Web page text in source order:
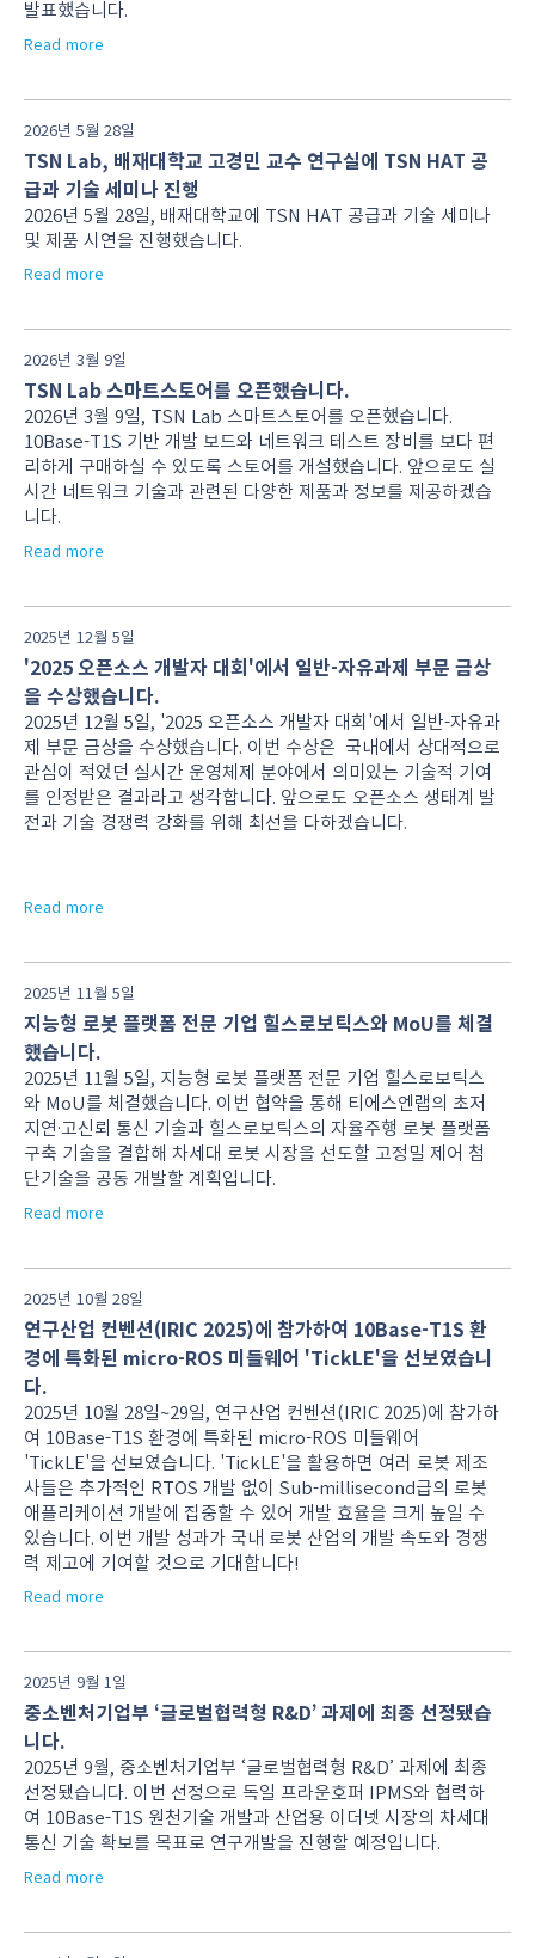
발표했습니다.
Read more
2026년 5월 28일
TSN Lab, 배재대학교 고경민 교수 연구실에 TSN HAT 공
급과 기술 세미나 진행
2026년 5월 28일, 배재대학교에 TSN HAT 공급과 기술 세미나
및 제품 시연을 진행했습니다.
Read more
2026년 3월 9일
TSN Lab 스마트스토어를 오픈했습니다.
2026년 3월 9일, TSN Lab 스마트스토어를 오픈했습니다.
10Base-T1S 기반 개발 보드와 네트워크 테스트 장비를 보다 편
리하게 구매하실 수 있도록 스토어를 개설했습니다. 앞으로도 실
시간 네트워크 기술과 관련된 다양한 제품과 정보를 제공하겠습
니다.
Read more
2025년 12월 5일
'2025 오픈소스 개발자 대회'에서 일반-자유과제 부문 금상
을 수상했습니다.
2025년 12월 5일, '2025 오픈소스 개발자 대회'에서 일반-자유과
제 부문 금상을 수상했습니다. 이번 수상은 국내에서 상대적으로
관심이 적었던 실시간 운영체제 분야에서 의미있는 기술적 기여
를 인정받은 결과라고 생각합니다. 앞으로도 오픈소스 생태계 발
전과 기술 경쟁력 강화를 위해 최선을 다하겠습니다.
Read more
2025년 11월 5일
지능형 로봇 플랫폼 전문 기업 힐스로보틱스와 MoU를 체결
했습니다.
2025년 11월 5일, 지능형 로봇 플랫폼 전문 기업 힐스로보틱스
와 MoU를 체결했습니다. 이번 협약을 통해 티에스엔랩의 초저
지연·고신뢰 통신 기술과 힐스로보틱스의 자율주행 로봇 플랫폼
구축 기술을 결합해 차세대 로봇 시장을 선도할 고정밀 제어 첨
단기술을 공동 개발할 계획입니다.
Read more
2025년 10월 28일
연구산업 컨벤션(IRIC 2025)에 참가하여 10Base-T1S 환
경에 특화된 micro-ROS 미들웨어 'TickLE'을 선보였습니
다.
2025년 10월 28일~29일, 연구산업 컨벤션(IRIC 2025)에 참가하
여 10Base-T1S 환경에 특화된 micro-ROS 미들웨어
'TickLE'을 선보였습니다. 'TickLE'을 활용하면 여러 로봇 제조
사들은 추가적인 RTOS 개발 없이 Sub-millisecond급의 로봇
애플리케이션 개발에 집중할 수 있어 개발 효율을 크게 높일 수
있습니다. 이번 개발 성과가 국내 로봇 산업의 개발 속도와 경쟁
력 제고에 기여할 것으로 기대합니다!
Read more
2025년 9월 1일
중소벤처기업부 ‘글로벌협력형 R&D’ 과제에 최종 선정됐습
니다.
2025년 9월, 중소벤처기업부 ‘글로벌협력형 R&D’ 과제에 최종
선정됐습니다. 이번 선정으로 독일 프라운호퍼 IPMS와 협력하
여 10Base‑T1S 원천기술 개발과 산업용 이더넷 시장의 차세대
통신 기술 확보를 목표로 연구개발을 진행할 예정입니다.
Read more